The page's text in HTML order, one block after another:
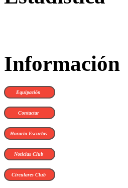
Información
Equipación
Contactar
Horario Escuelas
Noticias Club
Circulares Club